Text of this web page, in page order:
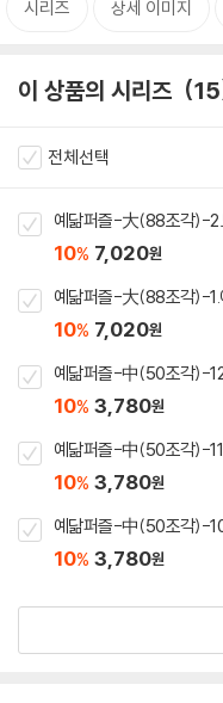
시리즈 상세 이미지
이 상품의 시리즈 15
전체선택
예닮퍼즐-大(88조각)-2.
10% 7,020원
예닮퍼즐-大(88조각)-1.
10% 7,020원
예닮퍼즐-中(50조각)-
10% 3,780원
예닮퍼즐-中(50조각)-
10% 3,780원
예닮퍼즐-中(50조각)-
10% 3,780원